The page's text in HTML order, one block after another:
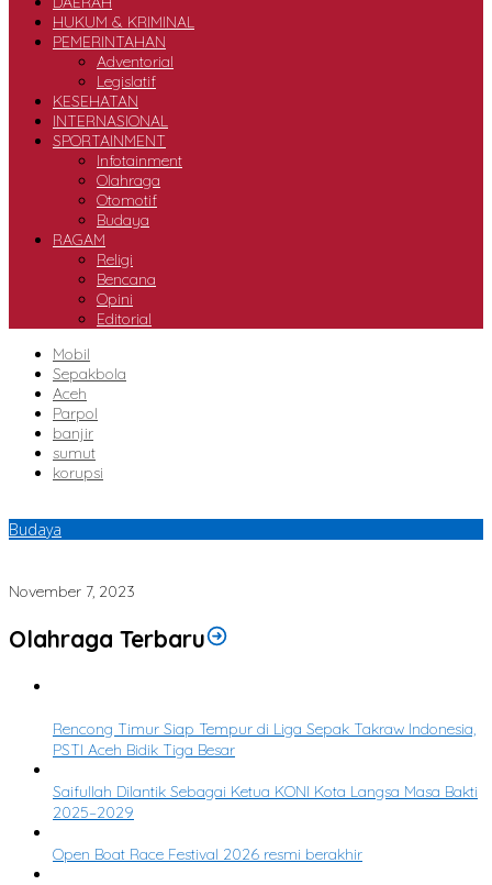
HUKUM & KRIMINAL
PEMERINTAHAN
Adventorial
Legislatif
KESEHATAN
INTERNASIONAL
SPORTAINMENT
Infotainment
Olahraga
Otomotif
Budaya
RAGAM
Religi
Bencana
Opini
Editorial
Mobil
Sepakbola
Aceh
Parpol
banjir
sumut
korupsi
Budaya
November 7, 2023
Olahraga Terbaru
Rencong Timur Siap Tempur di Liga Sepak Takraw Indonesia,
PSTI Aceh Bidik Tiga Besar
Saifullah Dilantik Sebagai Ketua KONI Kota Langsa Masa Bakti
2025–2029
Open Boat Race Festival 2026 resmi berakhir